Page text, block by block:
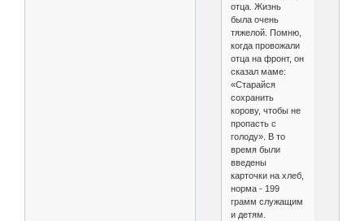
отца. Жизнь
была очень
тяжелой. Помню,
когда провожали
отца на фронт, он
сказал маме:
«Старайся
сохранить
корову, чтобы не
пропасть с
голоду». В то
время были
введены
карточки на хлеб,
норма - 199
грамм служащим
и детям.